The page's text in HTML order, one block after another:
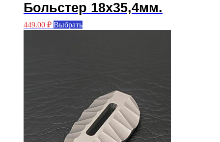
Больстер 18х35,4мм.
449.00 ₽ ВыбратьЭтот
товар
странице
товара.